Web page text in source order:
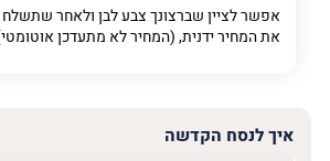
אפשר לציין שברצונך צבע לבן ולאחר
את המחיר ידנית, (המחיר לא מתעדכן
איך לנסח הקדשה